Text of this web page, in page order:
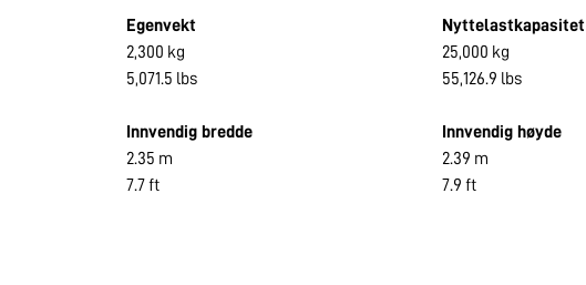
Egenvekt
2,300 kg
5,071.5 lbs
Nyttelastkapasitet
25,000 kg
55,126.9 lbs
Innvendig bredde
2.35 m
7.7 ft
Innvendig høyde
2.39 m
7.9 ft